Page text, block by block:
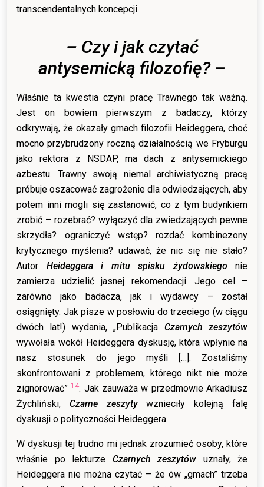
transcendentalnych koncepcji.
– Czy i jak czytać
antysemicką filozofię? –
Właśnie ta kwestia czyni pracę Trawnego tak ważną.
Jest on bowiem pierwszym z badaczy, którzy
odkrywają, że okazały gmach filozofii Heideggera, choć
mocno przybrudzony roczną działalnością we Fryburgu
jako rektora z NSDAP, ma dach z antysemickiego
azbestu. Trawny swoją niemal archiwistyczną pracą
próbuje oszacować zagrożenie dla odwiedzających, aby
potem inni mogli się zastanowić, co z tym budynkiem
zrobić – rozebrać? wyłączyć dla zwiedzających pewne
skrzydła? ograniczyć wstęp? rozdać kombinezony
krytycznego myślenia? udawać, że nic się nie stało?
Autor Heideggera i mitu spisku żydowskiegonie
zamierza udzielić jasnej rekomendacji. Jego cel –
zarówno jako badacza, jak i wydawcy – został
osiągnięty. Jak pisze w posłowiu do trzeciego (w ciągu
dwóch lat!) wydania, „Publikacja Czarnych zeszytów
wywołała wokół Heideggera dyskusję, która wpłynie na
nasz stosunek do jego myśli […]. Zostaliśmy
skonfrontowani z problemem, którego nikt nie może
zignorować” 14. Jak zauważa w przedmowie Arkadiusz
Żychliński, Czarne zeszytywznieciły kolejną falę
dyskusji o polityczności Heideggera.
W dyskusji tej trudno mi jednak zrozumieć osoby, które
właśnie po lekturze Czarnych zeszytów uznały, że
Heideggera nie można czytać – że ów „gmach” trzeba